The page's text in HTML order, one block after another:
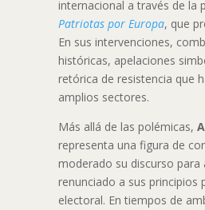
internacional a través de la
Patriotas por Europa, que
En sus intervenciones,
históricas, apelaciones
retórica de resistencia que
amplios sectores.
Más allá de las polémicas,
representa una figura de
moderado su discurso para
renunciado a sus principios
electoral. En tiempos de